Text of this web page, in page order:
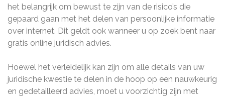
het belangrijk om bewust te zijn van de risico’s die
gepaard gaan met het delen van persoonlijke informatie
over internet. Dit geldt ook wanneer u op zoek bent naar
gratis online juridisch advies.
Hoewel het verleidelijk kan zijn om alle details van uw
juridische kwestie te delen in de hoop op een nauwkeurig
en gedetailleerd advies, moet u voorzichtig zijn met